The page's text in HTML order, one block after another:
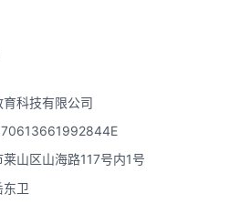
科技有限公司
山区山海路117号内1号
东卫